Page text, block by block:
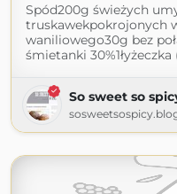
Spód200g świeżych
truskawekpokrojonych
waniliowego30g bez
śmietanki 30%1łyżeczka
So sweet so